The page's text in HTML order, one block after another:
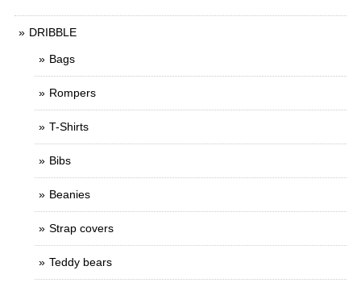
DRIBBLE
Bags
Rompers
T-Shirts
Bibs
Beanies
Strap covers
Teddy bears